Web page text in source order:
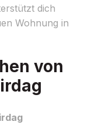
dich
Wohnung in
von